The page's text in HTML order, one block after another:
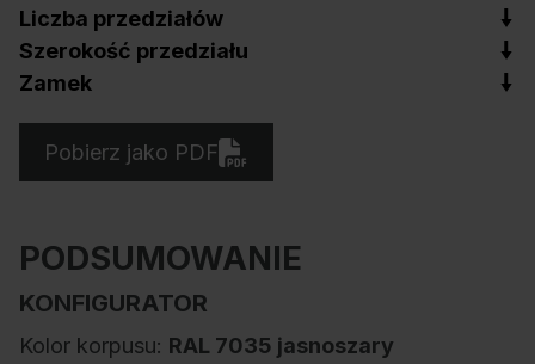
Liczba przedziałów
Szerokość przedziału
Zamek
Pobierz jako PDF
PODSUMOWANIE
KONFIGURATOR
Kolor korpusu: RAL 7035 jasnoszary